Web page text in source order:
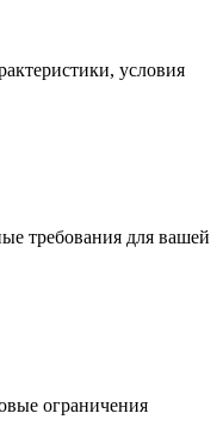
условия
требования для вашей
ограничения